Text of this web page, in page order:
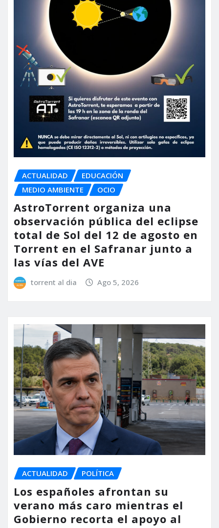
ACTUALIDAD
EDUCACIÓN
MEDIO AMBIENTE
OCIO
AstroTorrent organiza una
observación pública del eclipse
total de Sol del 12 de agosto en
Torrent en el Safranar junto a
las vías del AVE
torrent al dia Ago 5, 2026
ACTUALIDAD POLÍTICA
Los españoles afrontan su
verano más caro mientras el
Gobierno recorta el apoyo al